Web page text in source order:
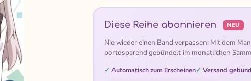
Diese Reihe abonnieren NEU
Nie wieder einen Band verpassen: Mit dem
portosparend gebündelt im monatlichen
Automatisch zum Erscheinen Versand